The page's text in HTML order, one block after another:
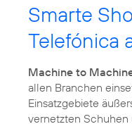
Smarte
Telefónica
Machine to
allen Branchen
Einsatzgebiete
vernetzten